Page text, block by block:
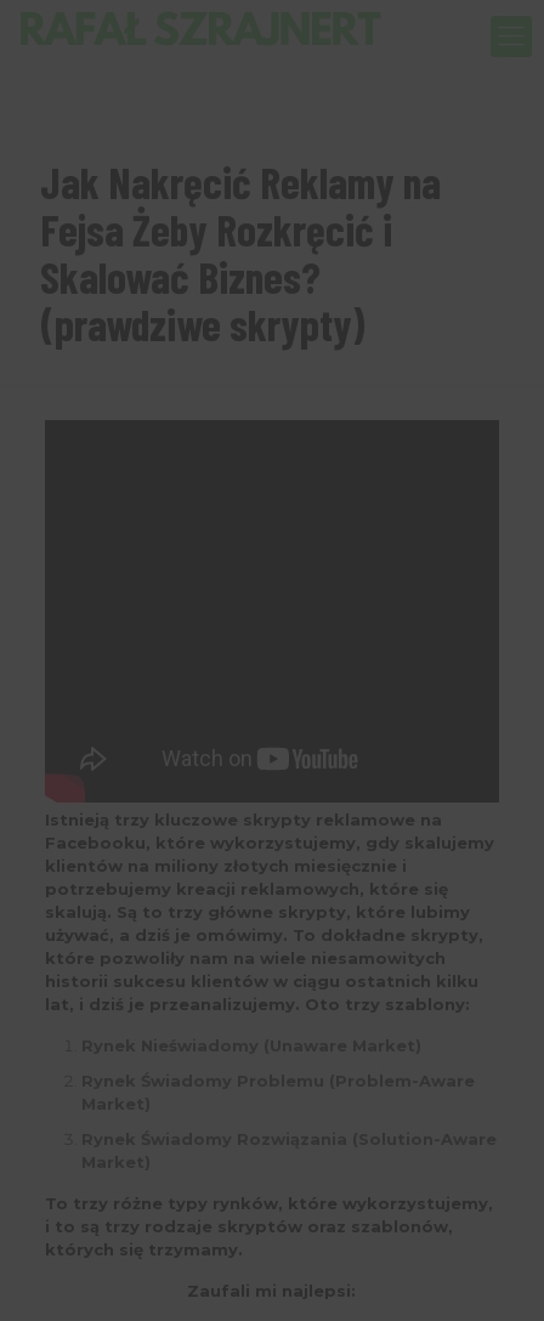
Jak Nakręcić Reklamy na
Fejsa Żeby Rozkręcić i
Skalować Biznes?
(prawdziwe skrypty)
Istnieją trzy kluczowe skrypty reklamowe na
Facebooku, które wykorzystujemy, gdy skalujemy
klientów na miliony złotych miesięcznie i
potrzebujemy kreacji reklamowych, które się
skalują. Są to trzy główne skrypty, które lubimy
używać, a dziś je omówimy. To dokładne skrypty,
które pozwoliły nam na wiele niesamowitych
historii sukcesu klientów w ciągu ostatnich kilku
lat, i dziś je przeanalizujemy. Oto trzy szablony:
To trzy różne typy rynków, które wykorzystujemy,
i to są trzy rodzaje skryptów oraz szablonów,
których się trzymamy.
Zaufali mi najlepsi: